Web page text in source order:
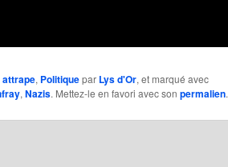
attrape, Politiquepar Lys d'Or, et marqué avec
, Nazis. Mettez-le en favori avec son permalien.